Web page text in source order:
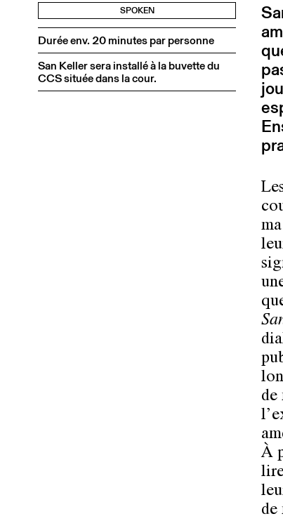
SPOKEN
Durée env. 20 minutes par personne
San Keller sera installé à la buvette du
CCS située dans la cour.
de
À
de